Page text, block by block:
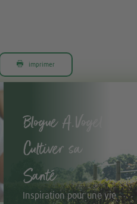
 imprimer
Blogue A.Vogel -
Cultiver sa
Santé
Inspiration pour une vie